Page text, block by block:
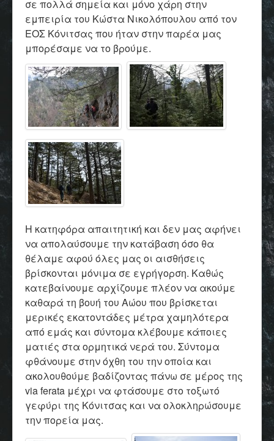
σε πολλά σημεία και μόνο χάρη στην
εμπειρία του Κώστα Νικολόπουλου από τον
ΕΟΣ Κόνιτσας που ήταν στην παρέα μας
μπορέσαμε να το βρούμε.
Η κατηφόρα απαιτητική και δεν μας αφήνει
να απολαύσουμε την κατάβαση όσο θα
θέλαμε αφού όλες μας οι αισθήσεις
βρίσκονται μόνιμα σε εγρήγορση. Καθώς
κατεβαίνουμε αρχίζουμε πλέον να ακούμε
καθαρά τη βουή του Αώου που βρίσκεται
μερικές εκατοντάδες μέτρα χαμηλότερα
από εμάς και σύντομα κλέβουμε κάποιες
ματιές στα ορμητικά νερά του. Σύντομα
φθάνουμε στην όχθη του την οποία και
ακολουθούμε βαδίζοντας πάνω σε μέρος της
via ferata μέχρι να φτάσουμε στο τοξωτό
γεφύρι της Κόνιτσας και να ολοκληρώσουμε
την πορεία μας.